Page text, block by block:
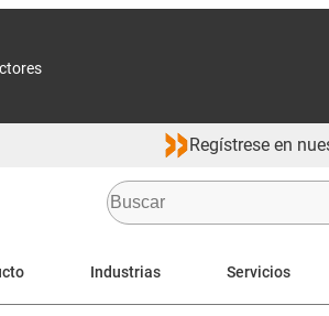
Regístrese en
Industrias Servicios